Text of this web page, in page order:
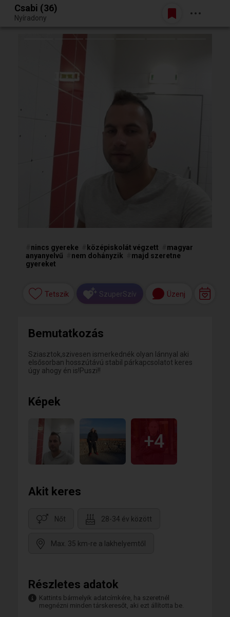
Egy jó randiból bármi lehet.
Belépés
Csabi (36)
Nyíradony
nincs gyereke középiskolát végzett
magyar
anyanyelvű
nem dohányzik
majd szeretne
gyereket
Tetszik SzuperSzív Üzenj
Bemutatkozás
Sziasztok,szivesen ismerkednék olyan lánnyal aki
elsősorban hosszútávú stabil párkapcsolatot keres
úgy ahogy én is!Puszi!!
Képek
+4
Akit keres
Nőt 28-34 év között
Max. 35 km-re a lakhelyemtől
Részletes adatok
Kattints bármelyik adatcímkére, ha szeretnél
megnézni minden társkeresőt, aki ezt állította be.